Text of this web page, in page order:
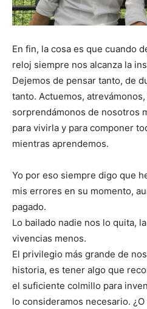
En fin, la cosa es que cuando
reloj siempre nos alcanza la
Dejemos de pensar tanto, de
tanto. Actuemos,
sorprendámonos de nosotros
para vivirla y para componer
mientras aprendemos.
Yo por eso siempre digo que
mis errores en su momento,
pagado.
Lo bailado nadie nos lo quita,
vivencias menos.
El privilegio más grande de
historia, es tener algo que
el suficiente colmillo para
lo consideramos necesario. ¿O